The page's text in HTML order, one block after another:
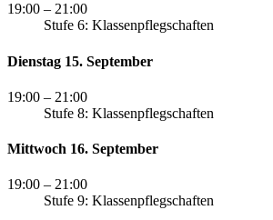
19:00 – 21:00
Stufe 6: Klassenpflegschaften
Dienstag 15. September
19:00 – 21:00
Stufe 8: Klassenpflegschaften
Mittwoch 16. September
19:00 – 21:00
Stufe 9: Klassenpflegschaften